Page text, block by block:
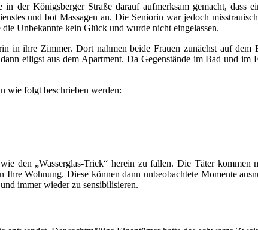
der Königsberger Straße darauf aufmerksam gemacht, dass
und bot Massagen an. Die Seniorin war jedoch
Unbekannte kein Glück und wurde nicht eingelassen.
in ihre Zimmer. Dort nahmen beide Frauen zunächst auf dem
eiligst aus dem Apartment. Da Gegenstände im Bad und im
wie folgt beschrieben werden:
den „Wasserglas-Trick“ herein zu fallen. Die Täter kommen
Wohnung. Diese können dann unbeobachtete Momente
immer wieder zu sensibilisieren.